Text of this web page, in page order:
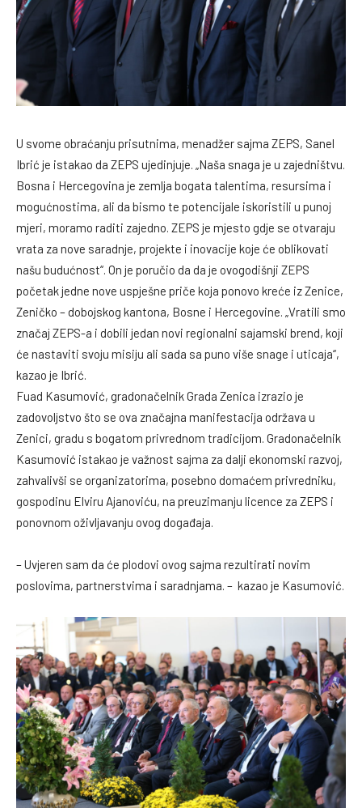
U svome obraćanju prisutnima, menadžer sajma ZEPS, Sanel
Ibrić je istakao da ZEPS ujedinjuje. „Naša snaga je u zajedništvu.
Bosna i Hercegovina je zemlja bogata talentima, resursima i
mogućnostima, ali da bismo te potencijale iskoristili u punoj
mjeri, moramo raditi zajedno. ZEPS je mjesto gdje se otvaraju
vrata za nove saradnje, projekte i inovacije koje će oblikovati
našu budućnost“. On je poručio da da je ovogodišnji ZEPS
početak jedne nove uspješne priče koja ponovo kreće iz Zenice,
Zeničko – dobojskog kantona, Bosne i Hercegovine. „Vratili smo
značaj ZEPS-a i dobili jedan novi regionalni sajamski brend, koji
će nastaviti svoju misiju ali sada sa puno više snage i uticaja“,
kazao je Ibrić.
Fuad Kasumović, gradonačelnik Grada Zenica izrazio je
zadovoljstvo što se ova značajna manifestacija održava u
Zenici, gradu s bogatom privrednom tradicijom. Gradonačelnik
Kasumović istakao je važnost sajma za dalji ekonomski razvoj,
zahvalivši se organizatorima, posebno domaćem privredniku,
gospodinu Elviru Ajanoviću, na preuzimanju licence za ZEPS i
ponovnom oživljavanju ovog događaja.
– Uvjeren sam da će plodovi ovog sajma rezultirati novim
poslovima, partnerstvima i saradnjama. – kazao je Kasumović.